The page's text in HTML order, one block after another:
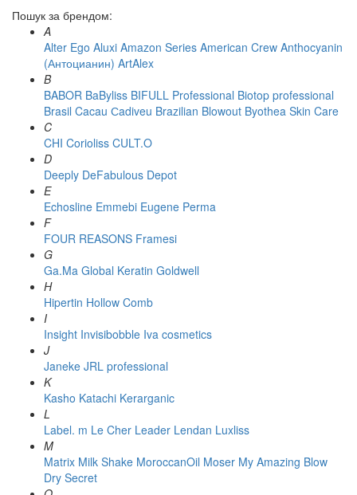
Пошук за брендом:
A
Alter Ego Aluxi Amazon Series American Crew Anthocyanin
(Антоцианин) ArtAlex
B
BABOR BaByliss BIFULL Professional Biotop professional
Brasil Cacau Сadiveu Brazilian Blowout Byothea Skin Care
C
CHI Corioliss CULT.O
D
Deeply DeFabulous Depot
E
Echosline Emmebi Eugene Perma
F
FOUR REASONS Framesi
G
Ga.Ma Global Keratin Goldwell
H
Hipertin Hollow Comb
I
Insight Invisibobble Iva cosmetics
J
Janeke JRL professional
K
Kasho Katachi Kerarganic
L
Label. m Le Cher Leader Lendan Luxliss
M
Matrix Milk Shake MoroccanOil Moser My Amazing Blow
Dry Secret